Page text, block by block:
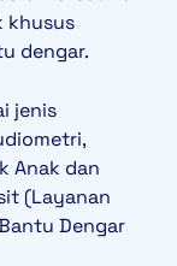
khusus
dengar.
jenis
Anak dan
(Layanan
Dengar